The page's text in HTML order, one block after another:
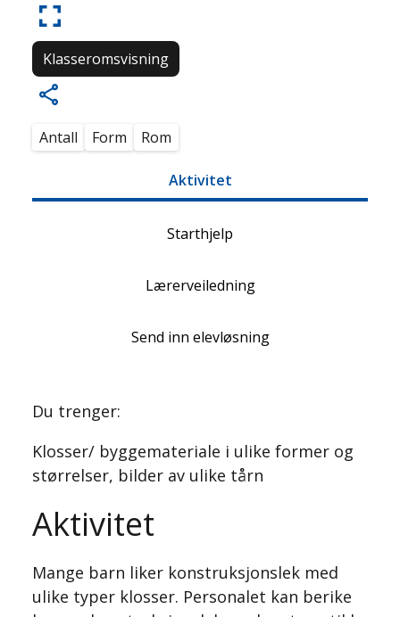
Klasseromsvisning
Antall Form Rom
Aktivitet
Starthjelp
Lærerveiledning
Send inn elevløsning
Du trenger:
Klosser/ byggemateriale i ulike former og
størrelser, bilder av ulike tårn
Aktivitet
Mange barn liker konstruksjonslek med
ulike typer klosser. Personalet kan berike